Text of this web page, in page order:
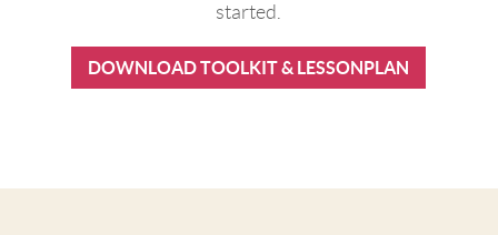
started.
DOWNLOAD TOOLKIT & LESSONPLAN